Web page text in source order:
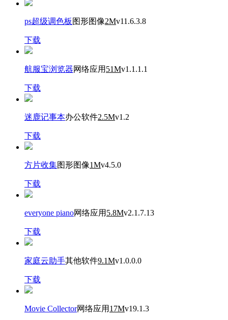
ps超级调色板 图形图像2Mv11.6.3.8
下载
航服宝浏览器网络应用 51Mv1.1.1.1
下载
迷鹿记事本办公软件2.5Mv1.2
下载
方片收集图形图像1Mv4.5.0
下载
everyone piano网络应用 5.8Mv2.1.7.13
下载
家庭云助手其他软件9.1Mv1.0.0.0
下载
Movie Collector网络应用 17Mv19.1.3